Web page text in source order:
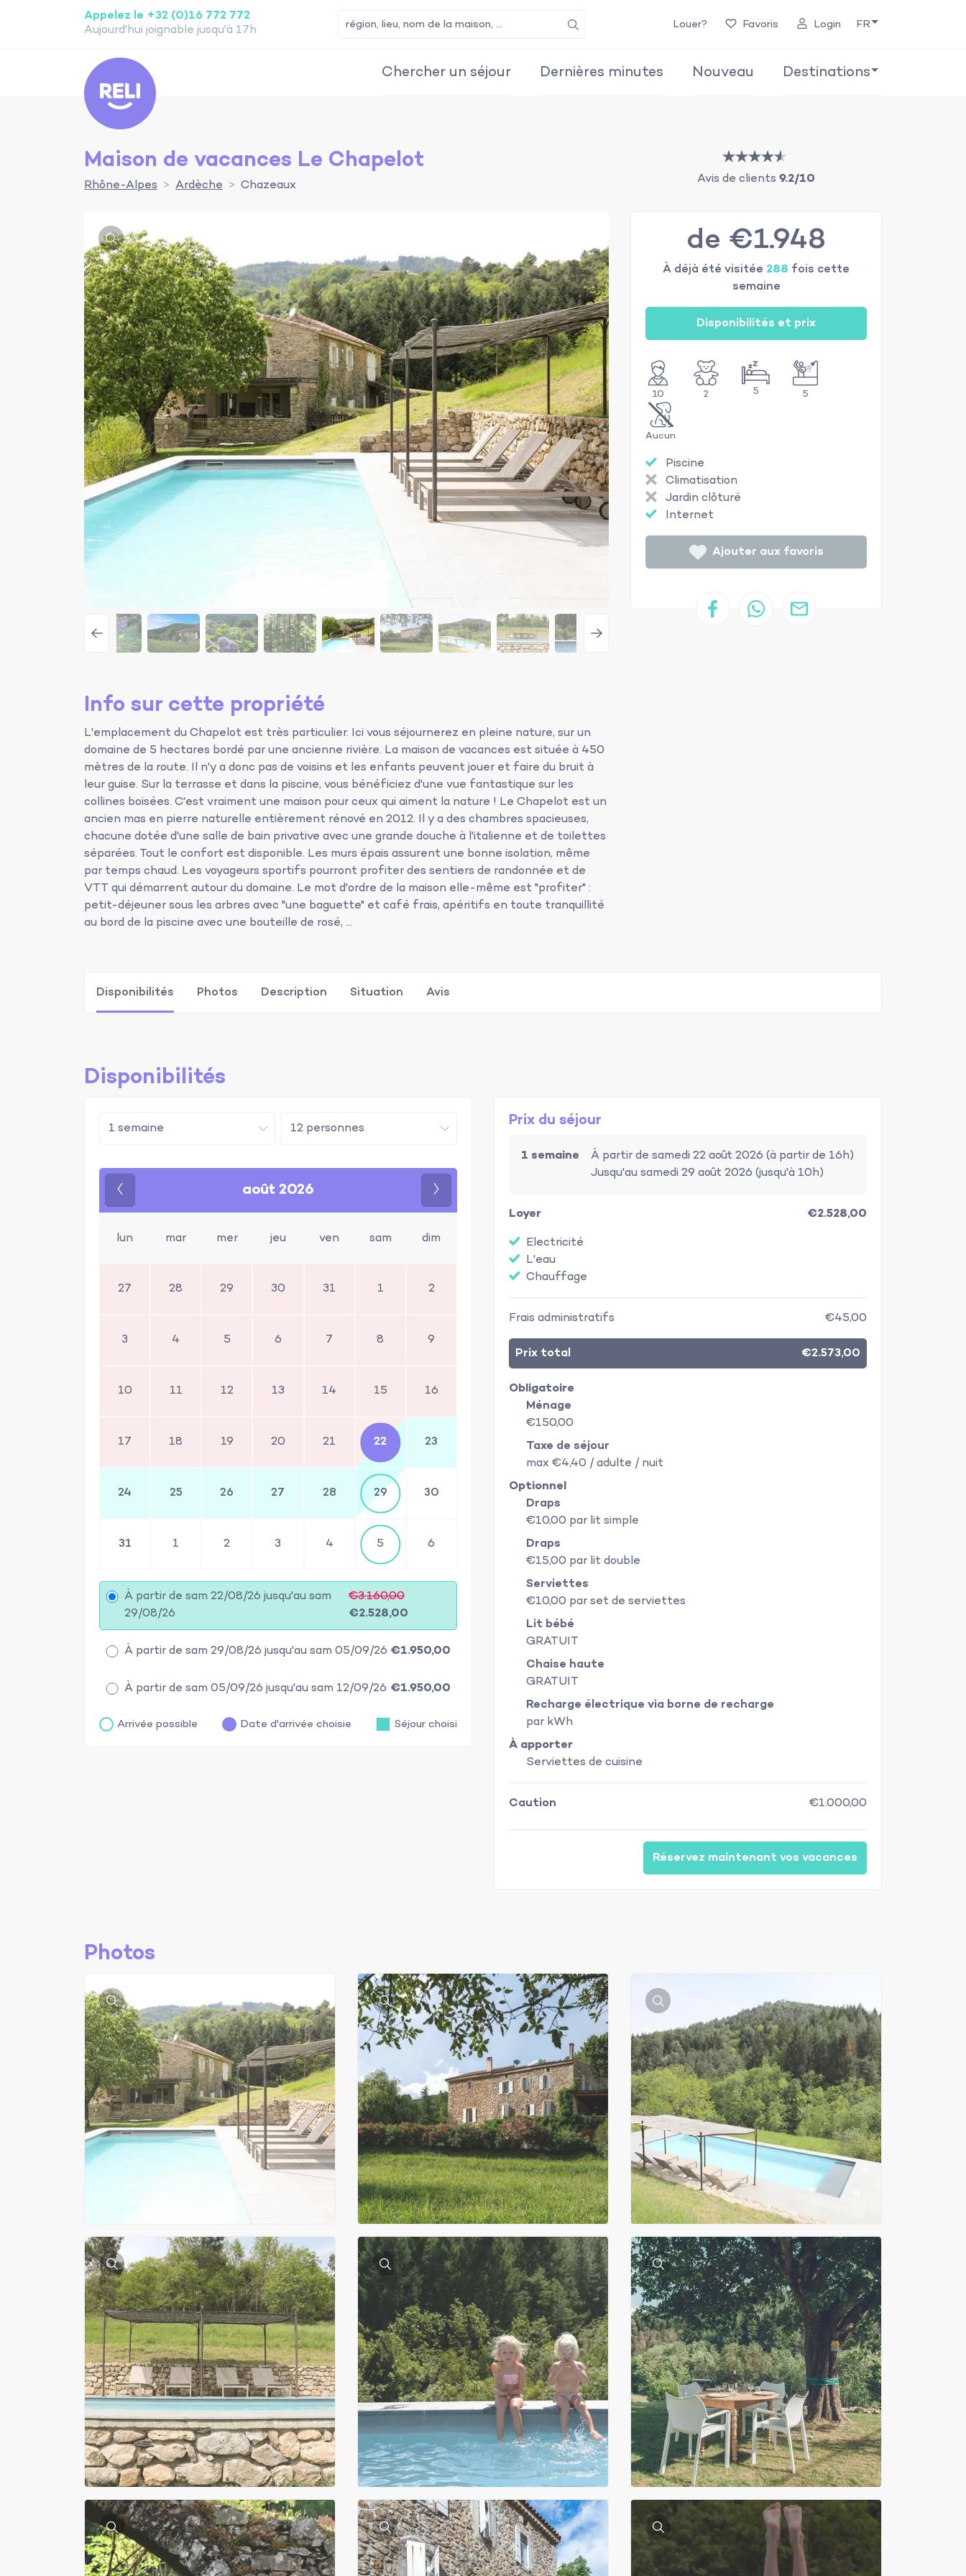
Reli
Appelez le +32 (0)16 772 772
Aujourd'hui joignable jusqu'à 17h
Recherche Louer? Favoris Login FR
Chercher un séjour Dernières minutes Nouveau Destinations
Avis de clients 9.2/10
Rhône-Alpes Ardèche Chazeaux
Maison de vacances Le Chapelot
10 2 5 5
Aucun
Piscine
Climatisation
Jardin clôturé
Internet
de €1.948
À déjà été visitée 288 fois cette
semaine
Disponibilités et prix
Ajouter aux favoris
Info sur cette propriété
L'emplacement du Chapelot est très particulier. Ici vous séjournerez en pleine nature, sur un
domaine de 5 hectares bordé par une ancienne rivière. La maison de vacances est située à 450
mètres de la route. Il n'y a donc pas de voisins et les enfants peuvent jouer et faire du bruit à
leur guise. Sur la terrasse et dans la piscine, vous bénéficiez d'une vue fantastique sur les
collines boisées. C'est vraiment une maison pour ceux qui aiment la nature ! Le Chapelot est un
ancien mas en pierre naturelle entièrement rénové en 2012. Il y a des chambres spacieuses,
chacune dotée d'une salle de bain privative avec une grande douche à l'italienne et de toilettes
séparées. Tout le confort est disponible. Les murs épais assurent une bonne isolation, même
par temps chaud. Les voyageurs sportifs pourront profiter des sentiers de randonnée et de
VTT qui démarrent autour du domaine. Le mot d'ordre de la maison elle-même est "profiter" :
petit-déjeuner sous les arbres avec "une baguette" et café frais, apéritifs en toute tranquillité
au bord de la piscine avec une bouteille de rosé, ...
Disponibilités Photos Description Situation Avis
Disponibilités
août 2026
lun mar mer jeu ven sam dim
27 28 29 30 31 1 2
3 4 5 6 7 8 9
10 11 12 13 14 15 16
17 18 19 20 21 22 23
24 25 26 27 28 29 30
31 1 2 3 4 5 6
À partir de sam 22/08/26 jusqu'au sam
29/08/26
€3.160,00
€2.528,00
À partir de sam 29/08/26 jusqu'au sam 05/09/26 €1.950,00
À partir de sam 05/09/26 jusqu'au sam 12/09/26 €1.950,00
Arrivée possible Date d'arrivée choisie Séjour choisi
Prix du séjour
1 semaine
À partir de samedi 22 août 2026 (à partir de 16h)
Jusqu'au samedi 29 août 2026 (jusqu'à 10h)
Loyer
€2.528,00
Electricité
L'eau
Chauffage
Frais administratifs €45,00
Prix total €2.573,00
Obligatoire
Ménage
€150,00
Taxe de séjour
max €4,40 / adulte / nuit
Optionnel
Draps
€10,00 par lit simple
Draps
€15,00 par lit double
Serviettes
€10,00 par set de serviettes
Lit bébé
GRATUIT
Chaise haute
GRATUIT
Recharge électrique via borne de recharge
par kWh
À apporter
Serviettes de cuisine
Caution €1.000,00
Réservez maintenant vos vacances
Photos